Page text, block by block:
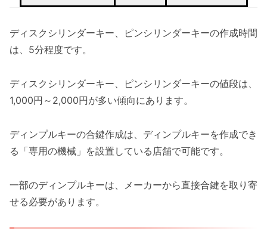
ディスクシリンダーキー、ピンシリンダーキーの作成時間
は、5分程度です。
ディスクシリンダーキー、ピンシリンダーキーの値段は、
1,000円～2,000円が多い傾向にあります。
ディンプルキーの合鍵作成は、ディンプルキーを作成でき
る「専用の機械」を設置している店舗で可能です。
一部のディンプルキーは、メーカーから直接合鍵を取り寄
せる必要があります。